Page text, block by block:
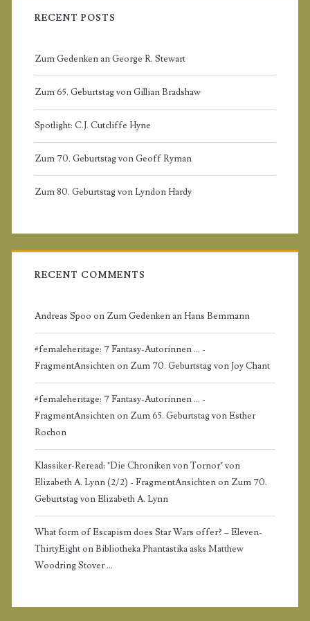
b
f
:
RECENT POSTS
Zum Gedenken an George R. Stewart
Zum 65. Geburtstag von Gillian Bradshaw
Spotlight: C.J. Cutcliffe Hyne
Zum 70. Geburtstag von Geoff Ryman
Zum 80. Geburtstag von Lyndon Hardy
RECENT COMMENTS
Andreas Spoo on Zum Gedenken an Hans Bemmann
#femaleheritage: 7 Fantasy-Autorinnen ... -
FragmentAnsichtenon Zum 70. Geburtstag von Joy Chant
#femaleheritage: 7 Fantasy-Autorinnen ... -
FragmentAnsichtenon Zum 65. Geburtstag von Esther
Rochon
Klassiker-Reread: "Die Chroniken von Tornor" von
Elizabeth A. Lynn (2/2) - FragmentAnsichtenon Zum 70.
Geburtstag von Elizabeth A. Lynn
What form of Escapism does Star Wars offer? – Eleven-
ThirtyEightonBibliotheka Phantastika asks Matthew
Woodring Stover …